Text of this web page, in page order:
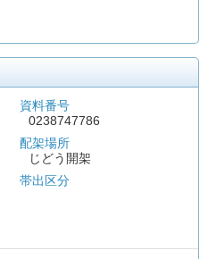
資料番号
0238747786
配架場所
じどう開架
帯出区分